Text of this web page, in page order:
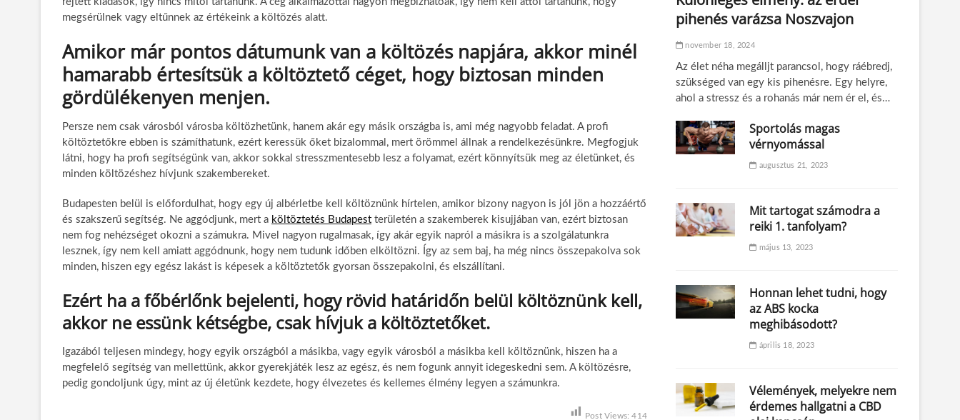
megsérülnek vagy eltűnnek az értékeink a költözés alatt.
Amikor már pontos dátumunk van a költözés napjára, akkor minél
hamarabb értesítsük a költöztető céget, hogy biztosan minden
gördülékenyen menjen.
Persze nem csak városból városba költözhetünk, hanem akár egy másik országba is, ami még nagyobb feladat. A profi
költöztetőkre ebben is számíthatunk, ezért keressük őket bizalommal, mert örömmel állnak a rendelkezésünkre. Megfogjuk
látni, hogy ha profi segítségünk van, akkor sokkal stresszmentesebb lesz a folyamat, ezért könnyítsük meg az életünket, és
minden költözéshez hívjunk szakembereket.
Budapesten belül is előfordulhat, hogy egy új albérletbe kell költöznünk hírtelen, amikor bizony nagyon is jól jön a hozzáértő
és szakszerű segítség. Ne aggódjunk, mert a költöztetés Budapest területén a szakemberek kisujjában van, ezért biztosan
nem fog nehézséget okozni a számukra. Mivel nagyon rugalmasak, így akár egyik napról a másikra is a szolgálatunkra
lesznek, így nem kell amiatt aggódnunk, hogy nem tudunk időben elköltözni. Így az sem baj, ha még nincs összepakolva sok
minden, hiszen egy egész lakást is képesek a költöztetők gyorsan összepakolni, és elszállítani.
Ezért ha a főbérlőnk bejelenti, hogy rövid határidőn belül költöznünk kell,
akkor ne essünk kétségbe, csak hívjuk a költöztetőket.
Igazából teljesen mindegy, hogy egyik országból a másikba, vagy egyik városból a másikba kell költöznünk, hiszen ha a
megfelelő segítség van mellettünk, akkor gyerekjáték lesz az egész, és nem fogunk annyit idegeskedni sem. A költözésre,
pedig gondoljunk úgy, mint az új életünk kezdete, hogy élvezetes és kellemes élmény legyen a számunkra.
Post Views: 414
pihenés varázsa Noszvajon
november 18, 2024
Az élet néha megálljt parancsol, hogy ráébredj,
szükséged van egy kis pihenésre. Egy helyre,
ahol a stressz és a rohanás már nem ér el, és…
Sportolás magas
vérnyomással
augusztus 21, 2023
Mit tartogat számodra a
reiki 1. tanfolyam?
május 13, 2023
Honnan lehet tudni, hogy
az ABS kocka
meghibásodott?
április 18, 2023
Vélemények, melyekre nem
érdemes hallgatni a CBD